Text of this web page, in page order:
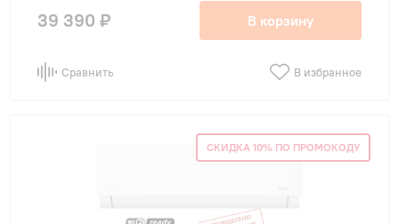
39 390 ₽ В корзину
Сравнить В избранное
СКИДКА 10% ПО ПРОМОКОДУ